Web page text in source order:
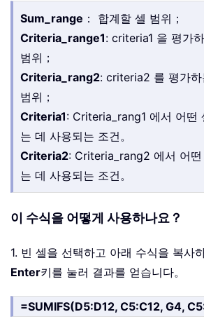
Sum_range ： 합계할 셀 범위；
Criteria_range1: criteria1 을 평가
범위；
Criteria_rang2: criteria2 를 평가
범위；
Criteria1: Criteria_rang1 에서 어떤
는 데 사용되는 조건。
Criteria2: Criteria_rang2 에서 어
는 데 사용되는 조건。
이 수식을 어떻게 사용하나요？
1. 빈 셀을 선택하고 아래 수식을 복사
Enter키를 눌러 결과를 얻습니다。
=SUMIFS(D5:D12, C5:C12, G4,